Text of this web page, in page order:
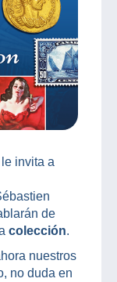
invita a
de
colección.
nuestros
no duda en